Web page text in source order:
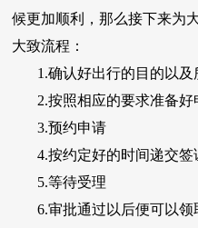
候更加顺利，那么接下来为
大致流程：
1.确认好出行的目的以
2.按照相应的要求准备好
3.预约申请
4.按约定好的时间递交签
5.等待受理
6.审批通过以后便可以领